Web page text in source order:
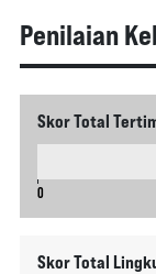
Penilaian
Skor Total
0
Skor Total